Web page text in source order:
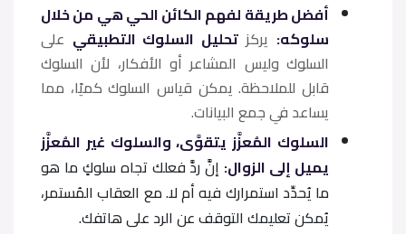
أفضل طريقة لفهم الكائن الحي هي من خلال
سلوكه: يركزتحليل السلوك التطبيقي على
السلوك وليس المشاعر أو الأفكار، لأن السلوك
قابل للملاحظة. يمكن قياس السلوك كميًا، مما
يساعد في جمع البيانات.
السلوك المُعزَّز يتقوَّى، والسلوك غير المُعزَّز
يميل إلى الزوال: إنَّ ردَّ فعلك تجاه سلوكٍ ما هو
ما يُحدِّد استمرارك فيه أم لا. مع العقاب المُستمر،
يُمكن تعليمك التوقف عن الرد على هاتفك.